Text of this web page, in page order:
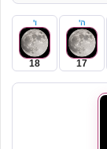
ה'
17
ו'
18